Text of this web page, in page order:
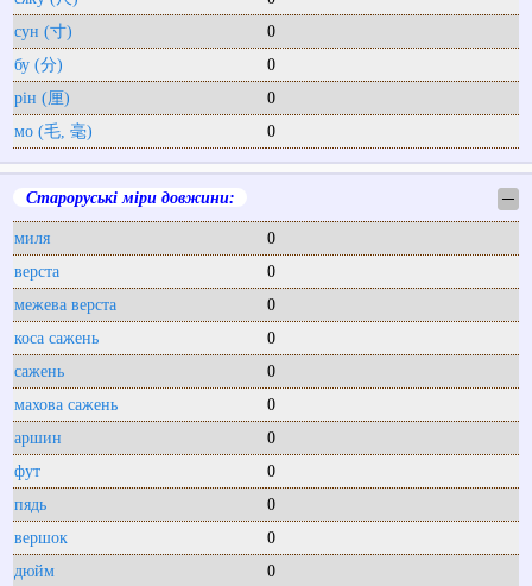
сун (寸)
0
бу (分)
0
рін (厘)
0
мо (毛, 毫)
0
Староруські міри довжини: ─
миля
0
верста
0
межева верста
0
коса сажень
0
сажень
0
махова сажень
0
аршин
0
фут
0
пядь
0
вершок
0
дюйм
0